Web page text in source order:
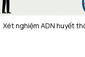
Xét nghiệm ADN huyết